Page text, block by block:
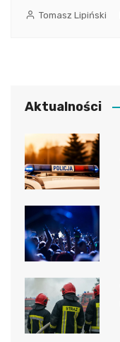
Tomasz Lipiński
Aktualności